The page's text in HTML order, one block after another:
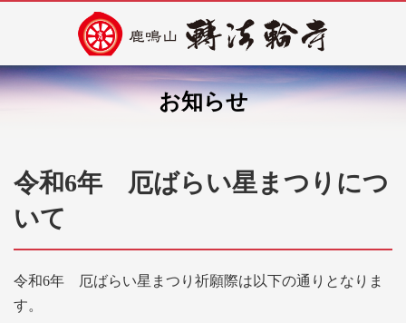
お知らせ
令和6年 厄ばらい星まつりにつ
いて
令和6年 厄ばらい星まつり祈願際は以下の通りとなりま
す。